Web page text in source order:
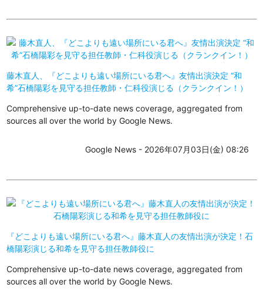
藤木直人、『どこよりも遠い場所にいる君へ』友情出演決定 “和
希”石橋陽彩を見守る担任教師・仁科役演じる（クランクイン！）
Comprehensive up-to-date news coverage, aggregated from
sources all over the world by Google News.
Google News - 2026年07月03日(金) 08:26
『どこよりも遠い場所にいる君へ』藤木直人の友情出演が決定！石
橋陽彩演じる和希を見守る担任教師役に
Comprehensive up-to-date news coverage, aggregated from
sources all over the world by Google News.